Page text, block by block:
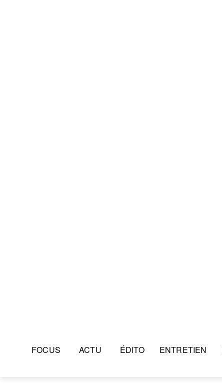
FOCUS ACTU ÉDITO ENTRETIEN